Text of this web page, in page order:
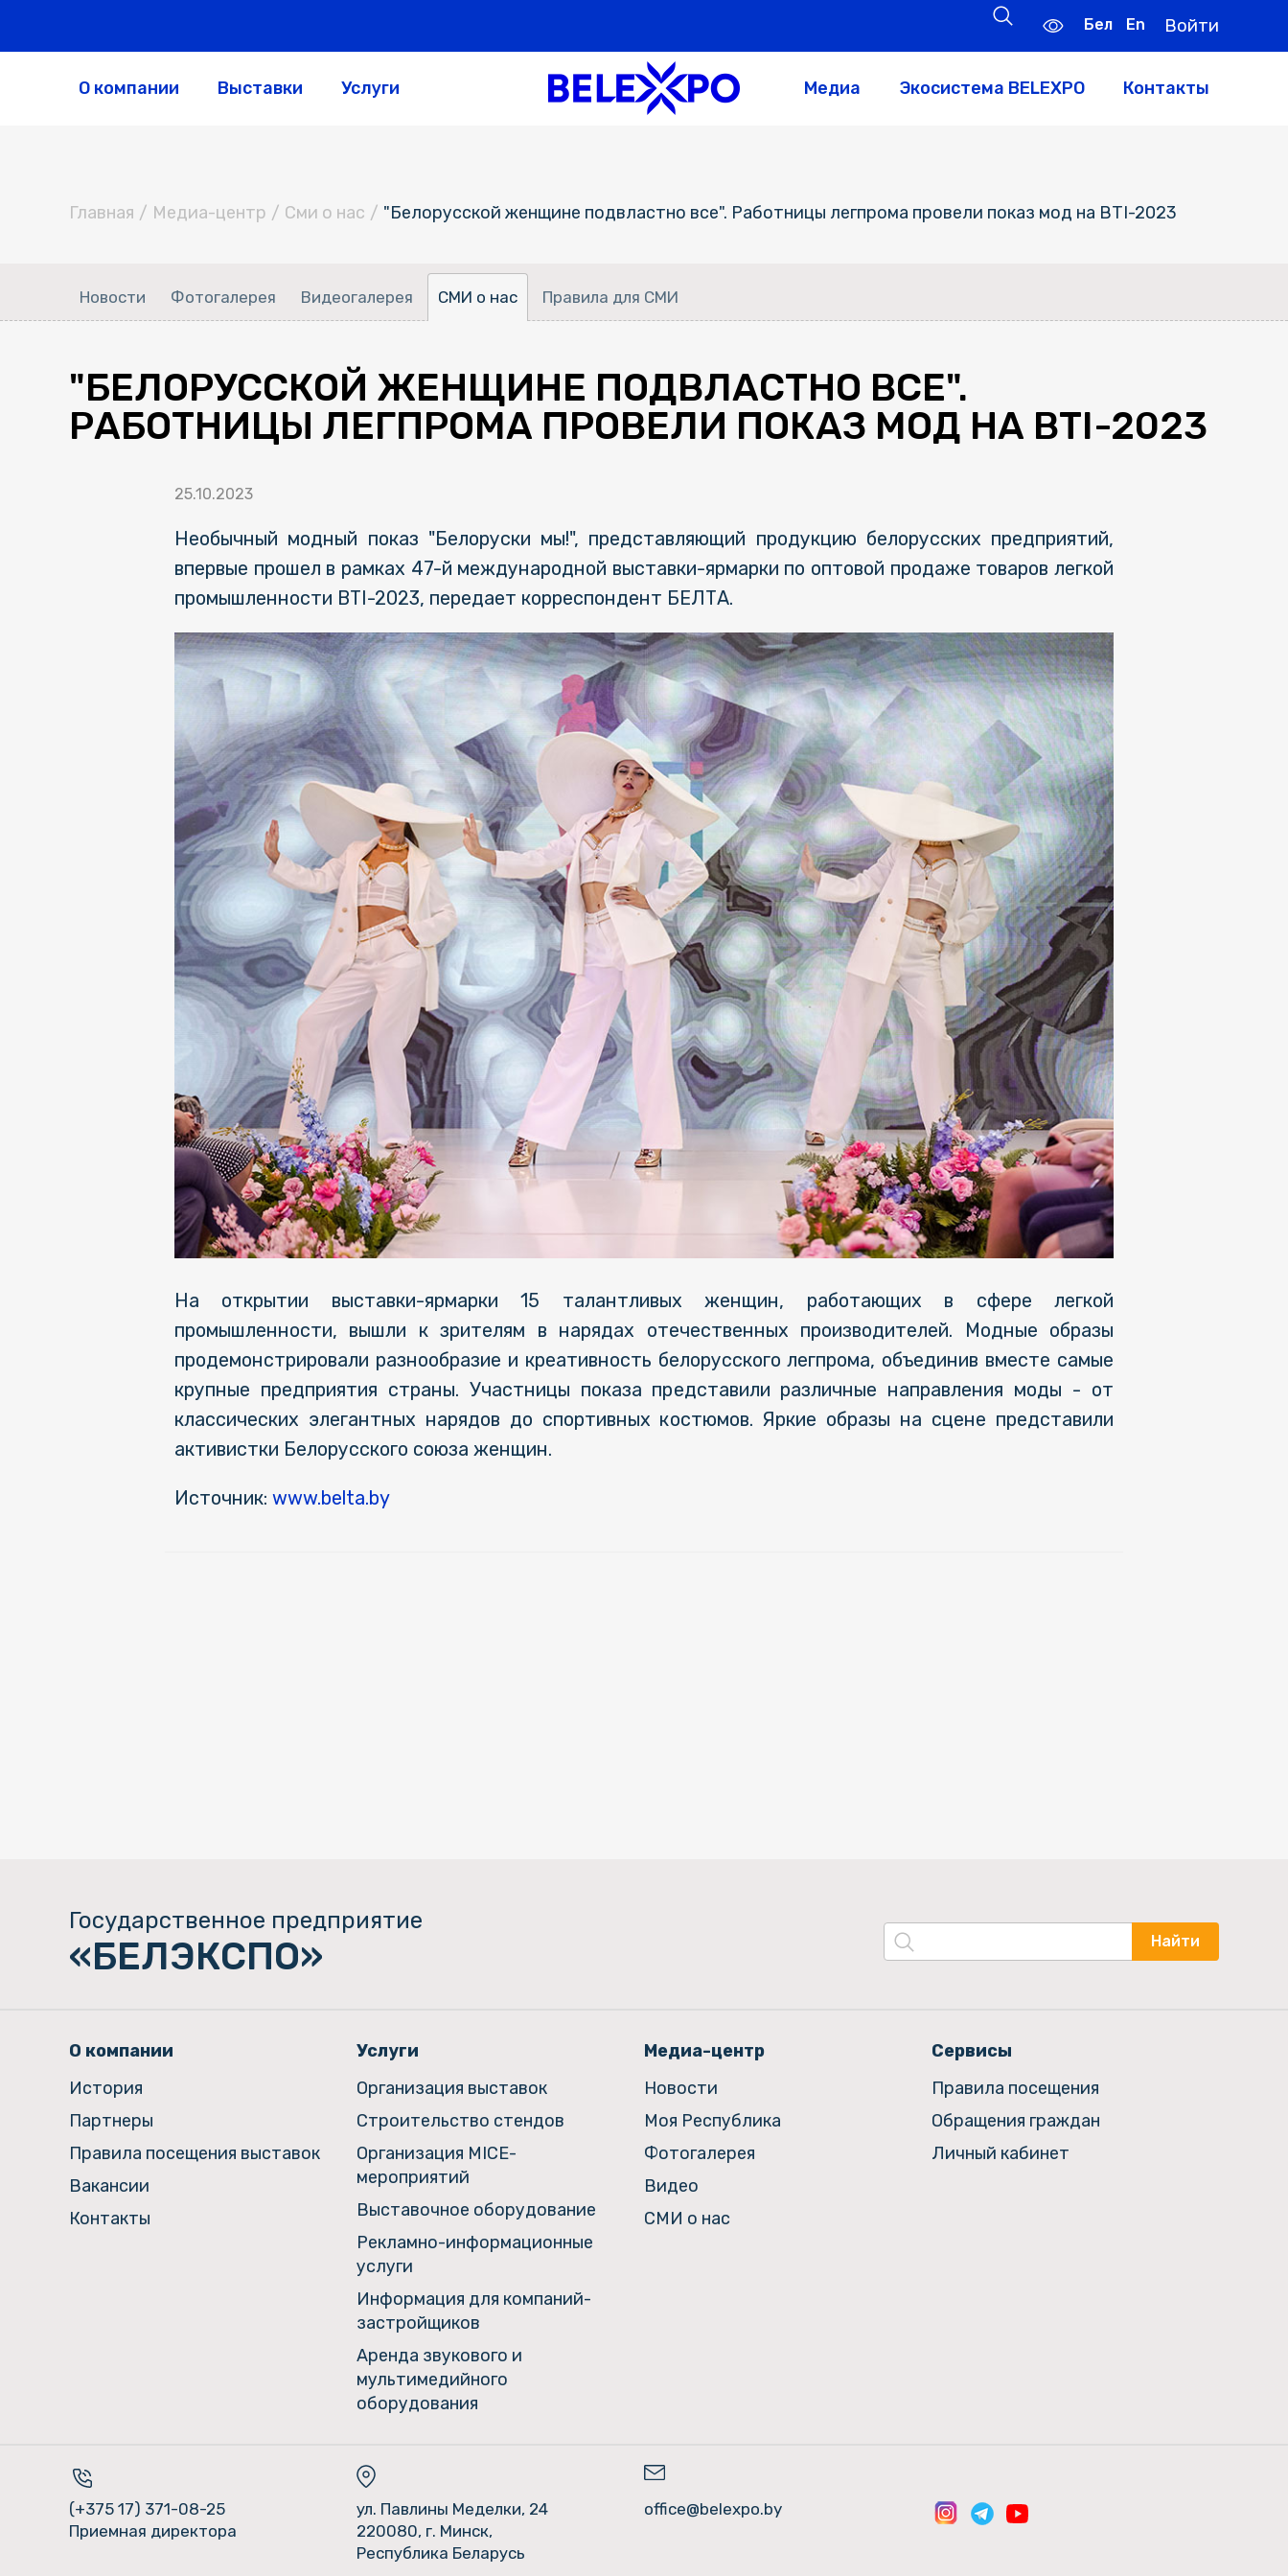
Бел En Войти
О компании Выставки Услуги Медиа Экосистема BELEXPO Контакты
Главная / Медиа-центр / Сми о нас / "Белорусской женщине подвластно все". Работницы легпрома провели показ мод на BTI-2023
Новости Фотогалерея Видеогалерея СМИ о нас Правила для СМИ
"БЕЛОРУССКОЙ ЖЕНЩИНЕ ПОДВЛАСТНО ВСЕ".
РАБОТНИЦЫ ЛЕГПРОМА ПРОВЕЛИ ПОКАЗ МОД НА BTI-2023
25.10.2023
Необычный модный показ "Белоруски мы!", представляющий продукцию белорусских предприятий,
впервые прошел в рамках 47-й международной выставки-ярмарки по оптовой продаже товаров легкой
промышленности BTI-2023, передает корреспондент БЕЛТА.
На открытии выставки-ярмарки 15 талантливых женщин, работающих в сфере легкой
промышленности, вышли к зрителям в нарядах отечественных производителей. Модные образы
продемонстрировали разнообразие и креативность белорусского легпрома, объединив вместе самые
крупные предприятия страны. Участницы показа представили различные направления моды - от
классических элегантных нарядов до спортивных костюмов. Яркие образы на сцене представили
активистки Белорусского союза женщин.
Источник: www.belta.by
Государственное предприятие
«БЕЛЭКСПО» Найти
О компании
История
Партнеры
Правила посещения выставок
Вакансии
Контакты
Услуги
Организация выставок
Строительство стендов
Организация MICE-
мероприятий
Выставочное оборудование
Рекламно-информационные
услуги
Информация для компаний-
застройщиков
Аренда звукового и
мультимедийного
оборудования
Медиа-центр
Новости
Моя Республика
Фотогалерея
Видео
СМИ о нас
Сервисы
Правила посещения
Обращения граждан
Личный кабинет
(+375 17) 371-08-25
Приемная директора
ул. Павлины Меделки, 24
220080, г. Минск,
Республика Беларусь
office@belexpo.by